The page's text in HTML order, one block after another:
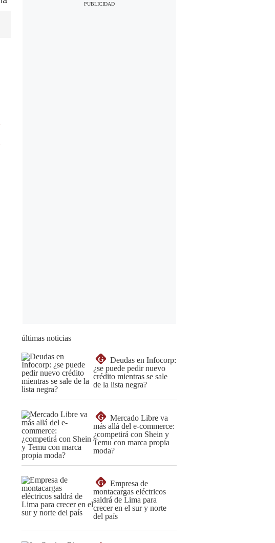
últimas noticias
G
Deudas en Infocorp:
¿se puede pedir nuevo
crédito mientras se sale
de la lista negra?
G
Mercado Libre va
más allá del e-commerce:
¿competirá con Shein y
Temu con marca propia
moda?
G
Empresa de
montacargas eléctricos
saldrá de Lima para
crecer en el sur y norte
del país